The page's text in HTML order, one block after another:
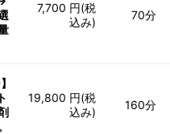
7,700 円(税
込み)
70分
19,800 円(税
込み)
160分